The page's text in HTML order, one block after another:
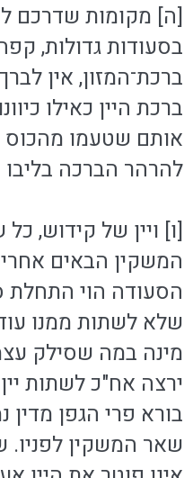
[ה] מקומות שדרכם
בסעודות גדולות,
ברכת־המזון, אין
ברכת היין כאילו
אותם שטעמו מהכוס
להרהר הברכה
[ו] ויין של קידוש,
המשקין הבאים
הסעודה הוי התחלת
שלא לשתות ממנו
מינה במה שסילק
ירצה אח"כ לשתות
בורא פרי הגפן מדין
שאר המשקין